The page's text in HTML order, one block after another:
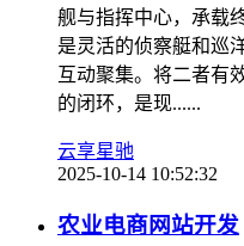
舰与指挥中心，承载
是灵活的侦察艇和巡
互动聚集。将二者有
的闭环，是现......
云享星驰
2025-10-14 10:52:32
农业电商网站开发